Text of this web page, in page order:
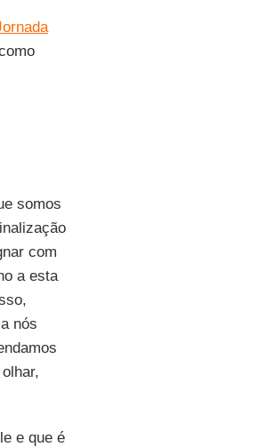
somos
com
a esta
nós
e que é